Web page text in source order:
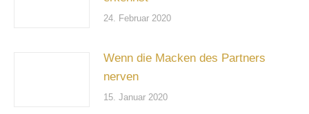
24. Februar 2020
Wenn die Macken des Partners
nerven
15. Januar 2020